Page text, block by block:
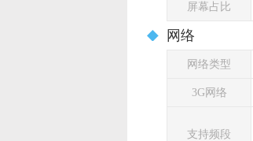
屏幕占比
网络
网络类型
3G网络
支持频段